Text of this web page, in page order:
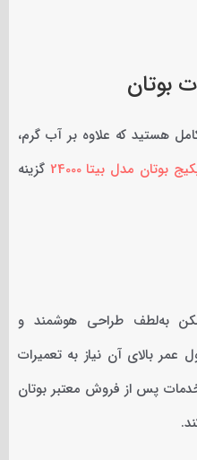
بوتان
هستید که علاوه بر آب گرم،
بوتان مدل بیتا 24000
گزینه
به‌لطف طراحی هوشمند و
بالای آن نیاز به تعمیرات
پس از فروش معتبر بوتان